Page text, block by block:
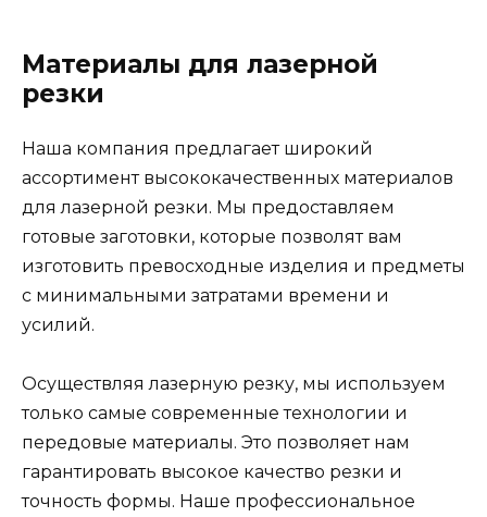
Материалы для лазерной
резки
Наша компания предлагает широкий
ассортимент высококачественных материалов
для лазерной резки. Мы предоставляем
готовые заготовки, которые позволят вам
изготовить превосходные изделия и предметы
с минимальными затратами времени и
усилий.
Осуществляя лазерную резку, мы используем
только самые современные технологии и
передовые материалы. Это позволяет нам
гарантировать высокое качество резки и
точность формы. Наше профессиональное